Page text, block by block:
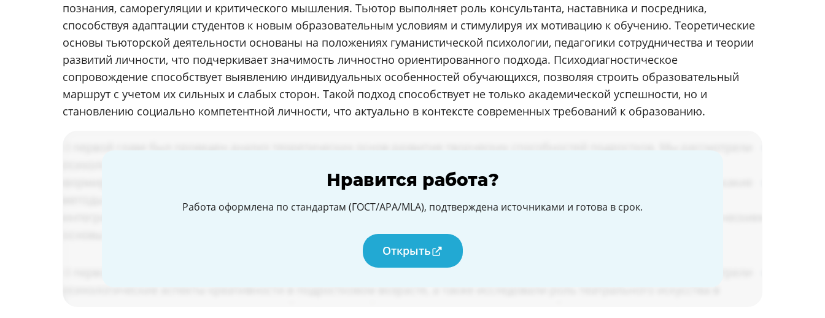
познания, саморегуляции и критического мышления. Тьютор выполняет роль консультанта, наставника и посредника,
способствуя адаптации студентов к новым образовательным условиям и стимулируя их мотивацию к обучению. Теоретические
основы тьюторской деятельности основаны на положениях гуманистической психологии, педагогики сотрудничества и теории
развитий личности, что подчеркивает значимость личностно ориентированного подхода. Психодиагностическое
сопровождение способствует выявлению индивидуальных особенностей обучающихся, позволяя строить образовательный
маршрут с учетом их сильных и слабых сторон. Такой подход способствует не только академической успешности, но и
становлению социально компетентной личности, что актуально в контексте современных требований к образованию.
Нравится работа?
Работа оформлена по стандартам (ГОСТ/APA/MLA), подтверждена источниками и готова в срок.
Открыть